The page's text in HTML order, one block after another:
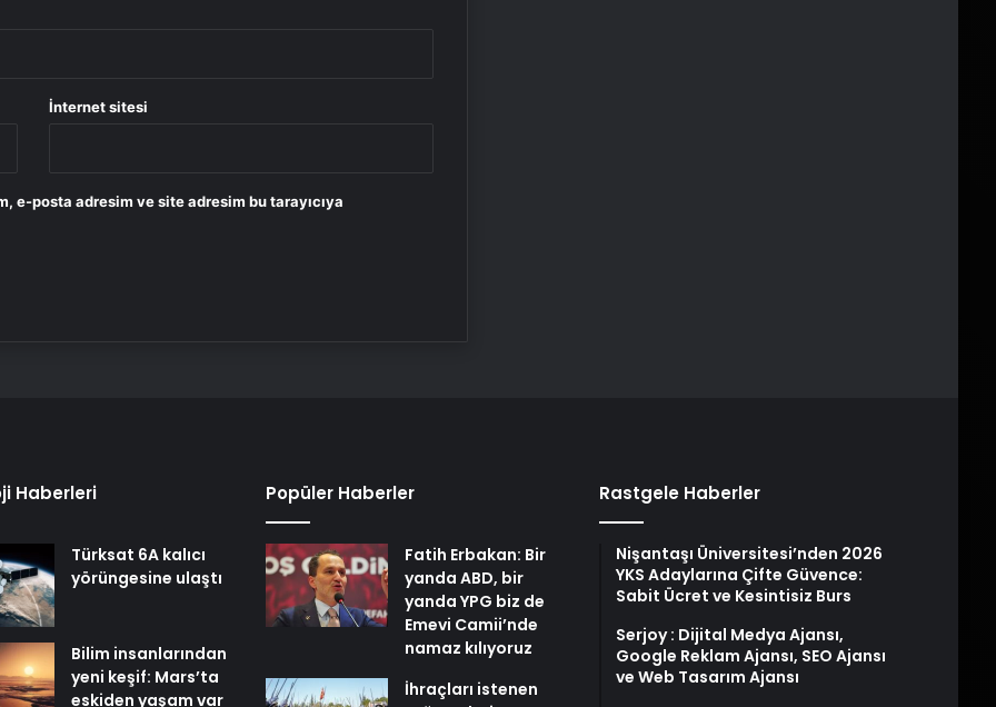
İnternet sitesi
e-posta adresim ve site adresim bu tarayıcıya
Haberleri
Türksat 6A kalıcı
yörüngesine ulaştı
Bilim insanlarından
yeni keşif: Mars’ta
eskiden yaşam var
Popüler Haberler
Fatih Erbakan: Bir
yanda ABD, bir
yanda YPG biz de
Emevi Camii’nde
namaz kılıyoruz
İhraçları istenen
Rastgele Haberler
Nişantaşı Üniversitesi’nden 2026
YKS Adaylarına Çifte Güvence:
Sabit Ücret ve Kesintisiz Burs
Serjoy : Dijital Medya Ajansı,
Google Reklam Ajansı, SEO Ajansı
ve Web Tasarım Ajansı